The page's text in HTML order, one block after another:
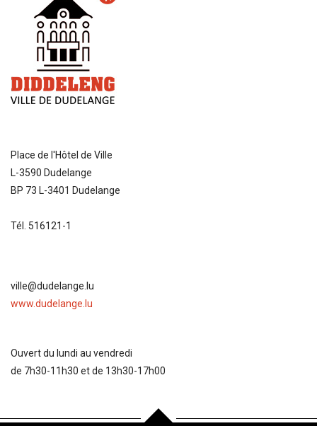
Place de l'Hôtel de Ville
L-3590 Dudelange
BP 73 L-3401 Dudelange
Tél. 516121-1
ville@dudelange.lu
www.dudelange.lu
Ouvert du lundi au vendredi
de 7h30-11h30 et de 13h30-17h00